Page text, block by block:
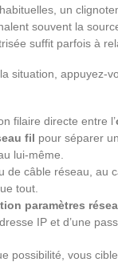
un
souvent la
suffit parfois à
situation, appuyez-
filaire directe entre l’
fil pour séparer
lui-même.
de câble réseau, au
tout.
paramètres
IP et d’une
possibilité, vous